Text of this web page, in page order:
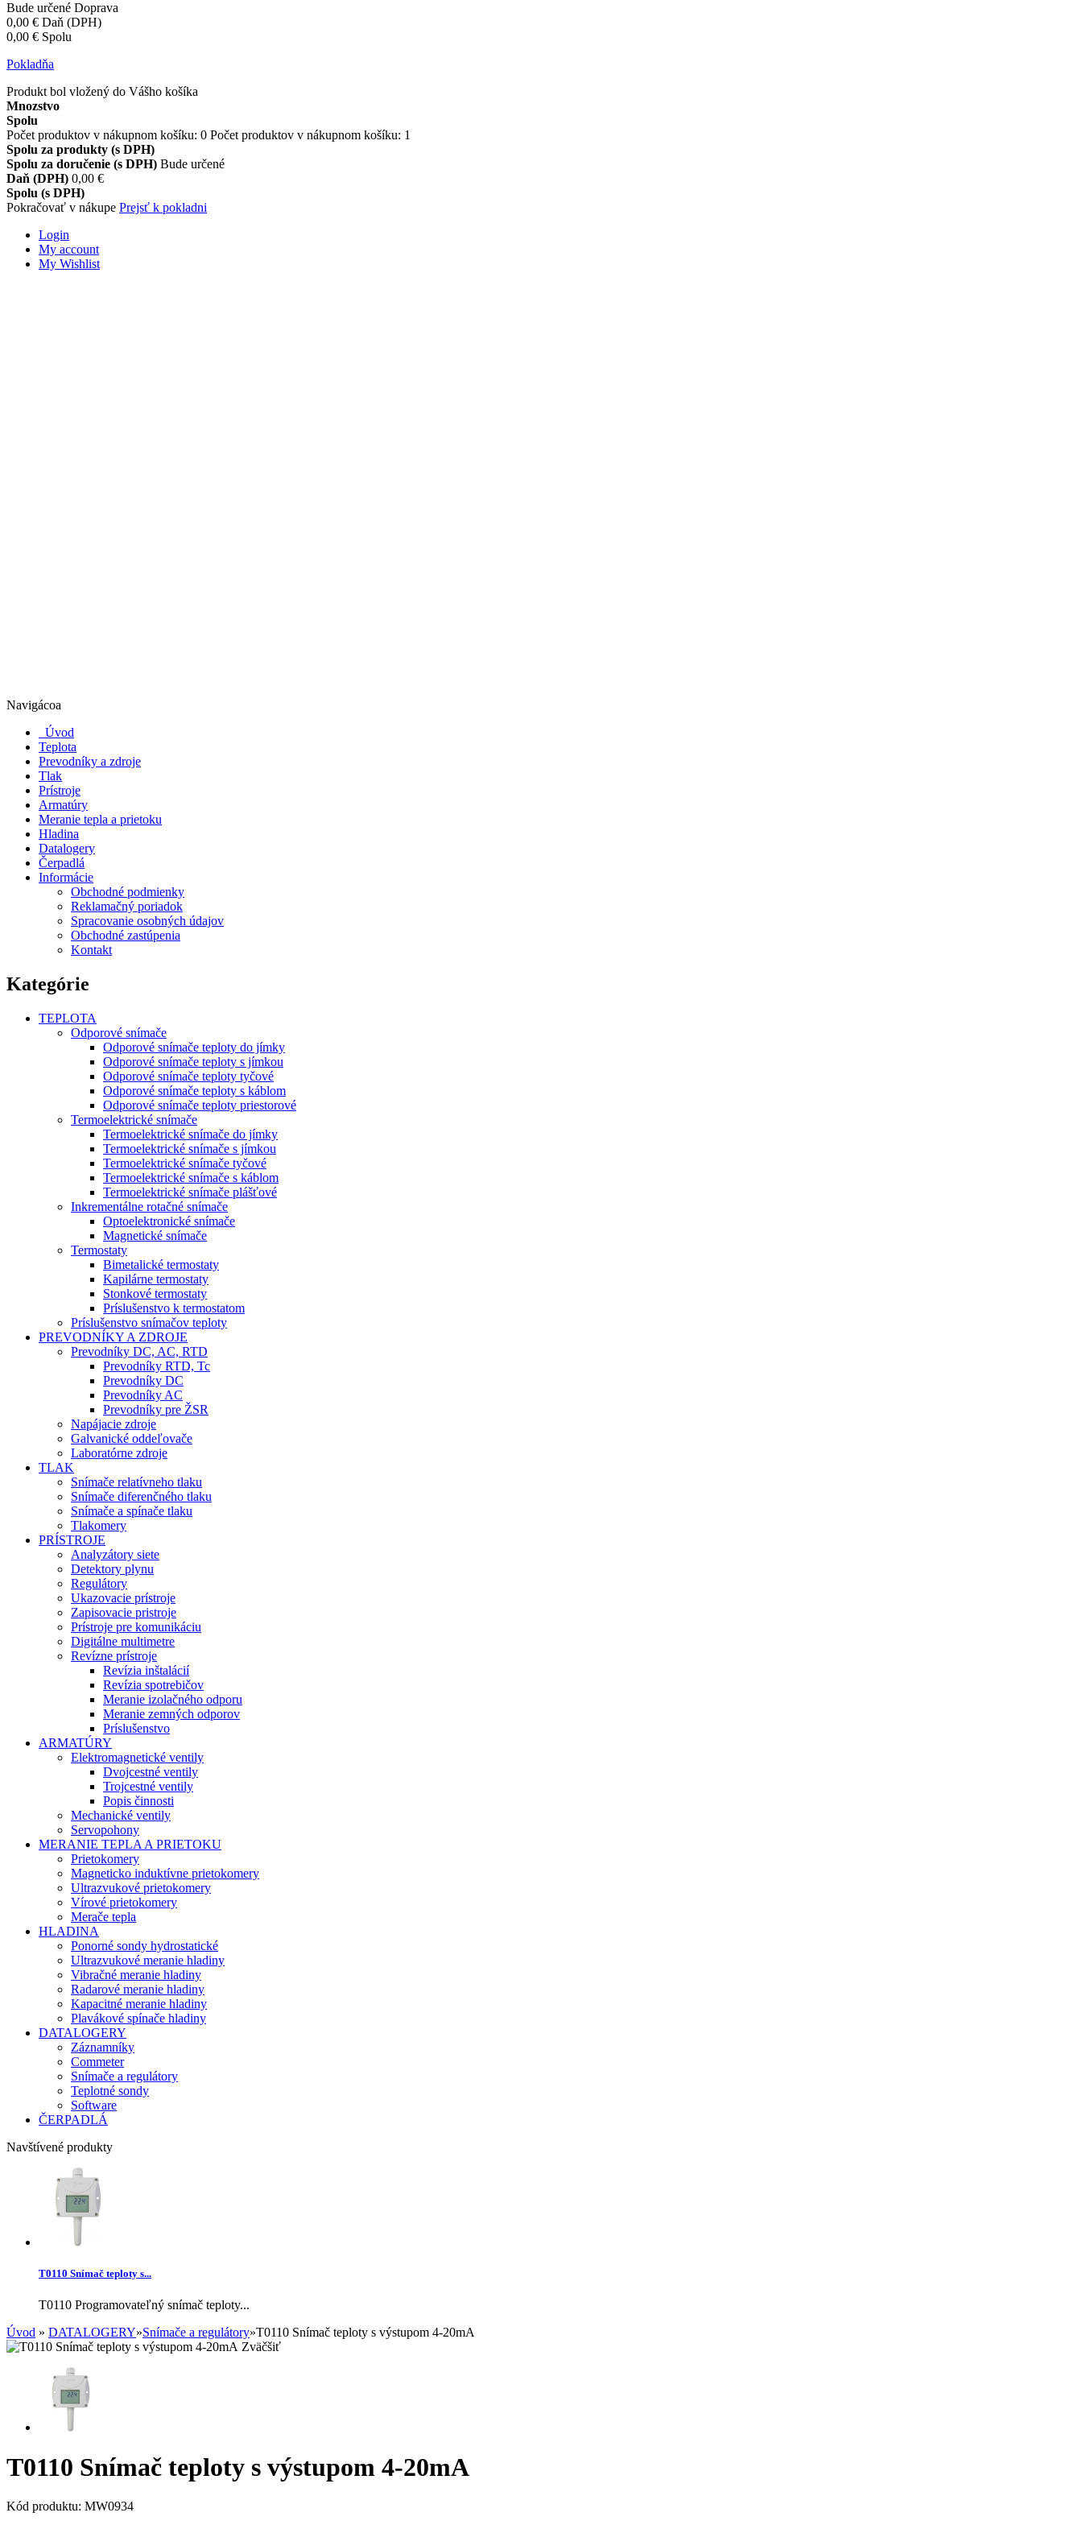
Bude určené Doprava
0,00 € Daň (DPH)
0,00 € Spolu
Pokladňa
Produkt bol vložený do Vášho košíka
Mnozstvo
Spolu
Počet produktov v nákupnom košíku: 0 Počet produktov v nákupnom košíku: 1
Spolu za produkty (s DPH)
Spolu za doručenie (s DPH) Bude určené
Daň (DPH) 0,00 €
Spolu (s DPH)
Pokračovať v nákupe Prejsť k pokladni
Login
My account
My Wishlist
Navigácoa
Úvod
Teplota
Prevodníky a zdroje
Tlak
Prístroje
Armatúry
Meranie tepla a prietoku
Hladina
Datalogery
Čerpadlá
Informácie
Obchodné podmienky
Reklamačný poriadok
Spracovanie osobných údajov
Obchodné zastúpenia
Kontakt
Kategórie
TEPLOTA
Odporové snímače
Odporové snímače teploty do jímky
Odporové snímače teploty s jímkou
Odporové snímače teploty tyčové
Odporové snímače teploty s káblom
Odporové snímače teploty priestorové
Termoelektrické snímače
Termoelektrické snímače do jímky
Termoelektrické snímače s jímkou
Termoelektrické snímače tyčové
Termoelektrické snímače s káblom
Termoelektrické snímače plášťové
Inkrementálne rotačné snímače
Optoelektronické snímače
Magnetické snímače
Termostaty
Bimetalické termostaty
Kapilárne termostaty
Stonkové termostaty
Príslušenstvo k termostatom
Príslušenstvo snímačov teploty
PREVODNÍKY A ZDROJE
Prevodníky DC, AC, RTD
Prevodníky RTD, Tc
Prevodníky DC
Prevodníky AC
Prevodníky pre ŽSR
Napájacie zdroje
Galvanické oddeľovače
Laboratórne zdroje
TLAK
Snímače relatívneho tlaku
Snímače diferenčného tlaku
Snímače a spínače tlaku
Tlakomery
PRÍSTROJE
Analyzátory siete
Detektory plynu
Regulátory
Ukazovacie prístroje
Zapisovacie pristroje
Prístroje pre komunikáciu
Digitálne multimetre
Revízne prístroje
Revízia inštalácií
Revízia spotrebičov
Meranie izolačného odporu
Meranie zemných odporov
Príslušenstvo
ARMATÚRY
Elektromagnetické ventily
Dvojcestné ventily
Trojcestné ventily
Popis činnosti
Mechanické ventily
Servopohony
MERANIE TEPLA A PRIETOKU
Prietokomery
Magneticko induktívne prietokomery
Ultrazvukové prietokomery
Vírové prietokomery
Merače tepla
HLADINA
Ponorné sondy hydrostatické
Ultrazvukové meranie hladiny
Vibračné meranie hladiny
Radarové meranie hladiny
Kapacitné meranie hladiny
Plavákové spínače hladiny
DATALOGERY
Záznamníky
Commeter
Snímače a regulátory
Teplotné sondy
Software
ČERPADLÁ
Navštívené produkty
T0110 Snímač teploty s...
T0110 Programovateľný snímač teploty...
Úvod » DATALOGERY»Snímače a regulátory»T0110 Snímač teploty s výstupom 4-20mA
Zväčšiť
T0110 Snímač teploty s výstupom 4-20mA
Kód produktu: MW0934